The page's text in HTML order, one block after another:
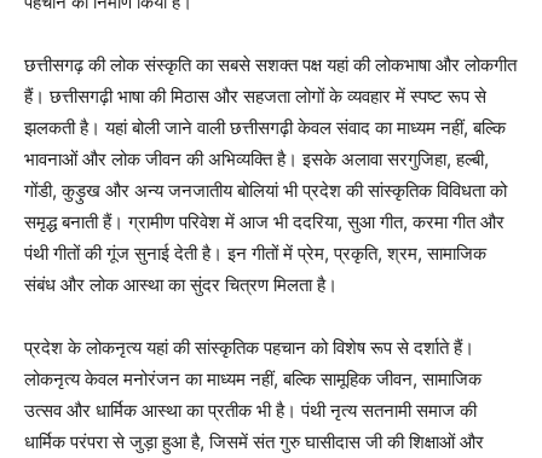
छत्तीसगढ़ की लोक संस्कृति का सबसे सशक्त पक्ष यहां की लोकभाषा और लोकगीत
हैं। छत्तीसगढ़ी भाषा की मिठास और सहजता लोगों के व्यवहार में स्पष्ट रूप से
झलकती है। यहां बोली जाने वाली छत्तीसगढ़ी केवल संवाद का माध्यम नहीं, बल्कि
भावनाओं और लोक जीवन की अभिव्यक्ति है। इसके अलावा सरगुजिहा, हल्बी,
गोंडी, कुड़ुख और अन्य जनजातीय बोलियां भी प्रदेश की सांस्कृतिक विविधता को
समृद्ध बनाती हैं। ग्रामीण परिवेश में आज भी ददरिया, सुआ गीत, करमा गीत और
पंथी गीतों की गूंज सुनाई देती है। इन गीतों में प्रेम, प्रकृति, श्रम, सामाजिक
संबंध और लोक आस्था का सुंदर चित्रण मिलता है।
प्रदेश के लोकनृत्य यहां की सांस्कृतिक पहचान को विशेष रूप से दर्शाते हैं।
लोकनृत्य केवल मनोरंजन का माध्यम नहीं, बल्कि सामूहिक जीवन, सामाजिक
उत्सव और धार्मिक आस्था का प्रतीक भी है। पंथी नृत्य सतनामी समाज की
धार्मिक परंपरा से जुड़ा हुआ है, जिसमें संत गुरु घासीदास जी की शिक्षाओं और